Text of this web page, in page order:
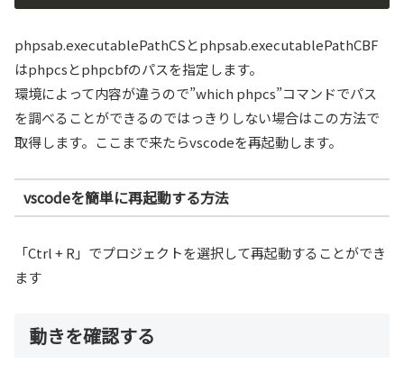
phpsab.executablePathCSとphpsab.executablePathCBF
はphpcsとphpcbfのパスを指定します。
環境によって内容が違うので”which phpcs”コマンドでパス
を調べることができるのではっきりしない場合はこの方法で
取得します。ここまで来たらvscodeを再起動します。
vscodeを簡単に再起動する方法
「Ctrl + R」でプロジェクトを選択して再起動することができ
ます
動きを確認する